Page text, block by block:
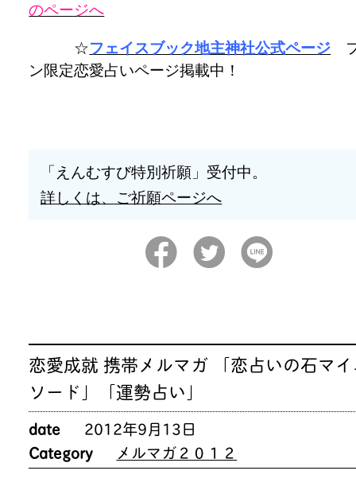
のページへ
☆フェイスブック地主神社公式ページ
ン限定恋愛占いページ掲載中！
「えんむすび特別祈願」受付中。
詳しくは、ご祈願ページへ
恋愛成就 携帯メルマガ 「恋占いの石マ
ソード」「運勢占い」
date
2012年9月13日
Category
メルマガ２０１２